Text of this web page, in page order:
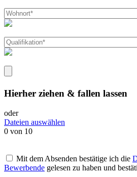
Hierher ziehen & fallen lassen
oder
Dateien auswählen
0 von 10
Mit dem Absenden bestätige ich die
Bewerbende gelesen zu haben und